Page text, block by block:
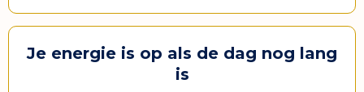
Je energie is op als de dag nog lang
is